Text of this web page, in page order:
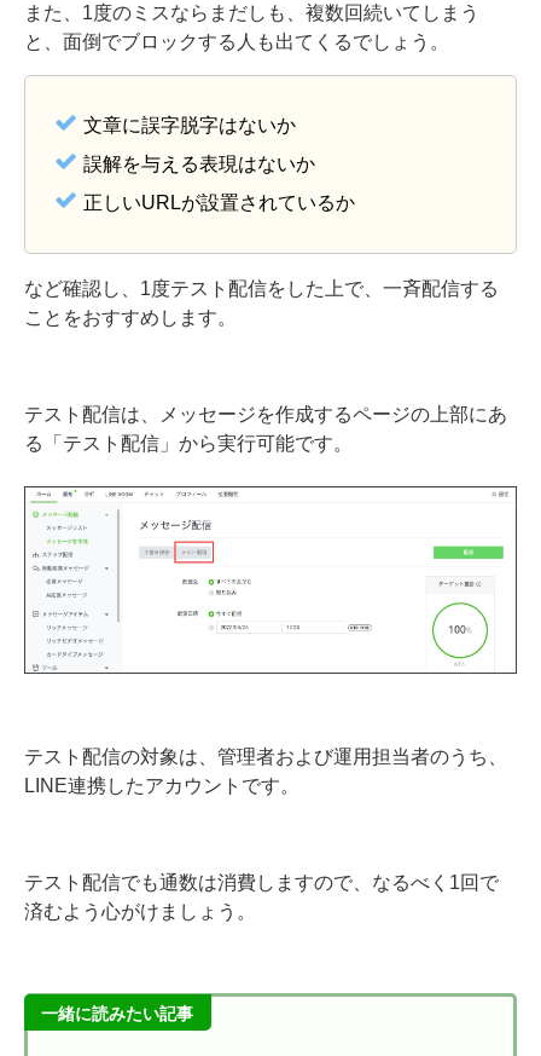
また、1度のミスならまだしも、複数回続いてしまう
と、面倒でブロックする人も出てくるでしょう。
文章に誤字脱字はないか
誤解を与える表現はないか
正しいURLが設置されているか
など確認し、1度テスト配信をした上で、一斉配信する
ことをおすすめします。
テスト配信は、メッセージを作成するページの上部にあ
る「テスト配信」から実行可能です。
テスト配信の対象は、管理者および運用担当者のうち、
LINE連携したアカウントです。
テスト配信でも通数は消費しますので、なるべく1回で
済むよう心がけましょう。
一緒に読みたい記事